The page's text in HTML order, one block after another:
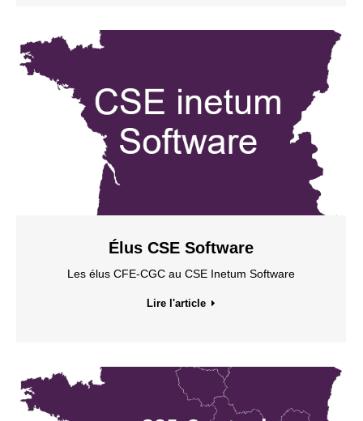
Élus CSE Software
Les élus CFE-CGC au CSE Inetum Software
Lire l'article